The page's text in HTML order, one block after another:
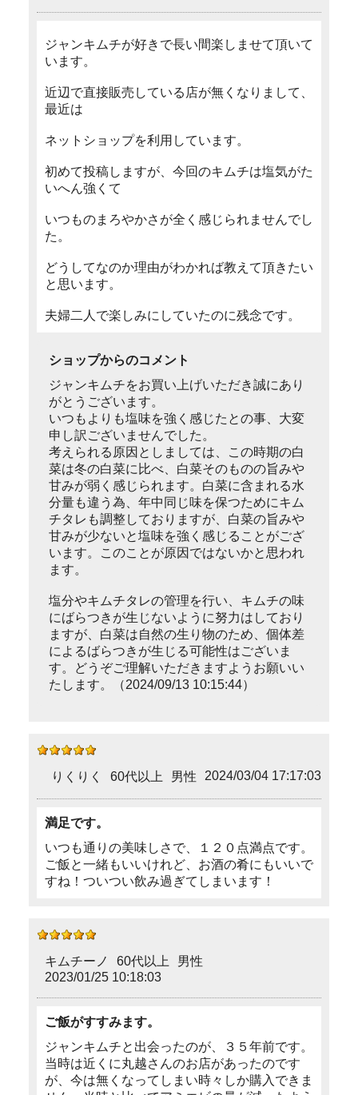
ジャンキムチが好きで長い間楽しませて頂いて
います。
近辺で直接販売している店が無くなりまして、
最近は
ネットショップを利用しています。
初めて投稿しますが、今回のキムチは塩気がた
いへん強くて
いつものまろやかさが全く感じられませんでし
た。
どうしてなのか理由がわかれば教えて頂きたい
と思います。
夫婦二人で楽しみにしていたのに残念です。
ショップからのコメント
ジャンキムチをお買い上げいただき誠にあり
がとうございます。
いつもよりも塩味を強く感じたとの事、大変
申し訳ございませんでした。
考えられる原因としましては、この時期の白
菜は冬の白菜に比べ、白菜そのものの旨みや
甘みが弱く感じられます。白菜に含まれる水
分量も違う為、年中同じ味を保つためにキム
チタレも調整しておりますが、白菜の旨みや
甘みが少ないと塩味を強く感じることがござ
います。このことが原因ではないかと思われ
ます。
塩分やキムチタレの管理を行い、キムチの味
にばらつきが生じないように努力はしており
ますが、白菜は自然の生り物のため、個体差
によるばらつきが生じる可能性はございま
す。どうぞご理解いただきますようお願いい
たします。（2024/09/13 10:15:44）
りくりく 60代以上 男性 2024/03/04 17:17:03
満足です。
いつも通りの美味しさで、１２０点満点です。
ご飯と一緒もいいけれど、お酒の肴にもいいで
すね！ついつい飲み過ぎてしまいます！
キムチーノ 60代以上
男性
2023/01/25 10:18:03
ご飯がすすみます。
ジャンキムチと出会ったのが、３５年前です。
当時は近くに丸越さんのお店があったのです
が、今は無くなってしまい時々しか購入できま